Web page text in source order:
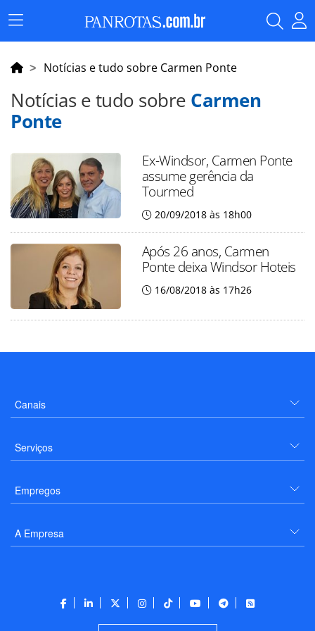
Menu
Principal
Notícias e tudo sobre Carmen Ponte
Notícias e tudo sobre Carmen
Ponte
Ex-Windsor, Carmen Ponte
assume gerência da
Tourmed
20/09/2018 às 18h00
Após 26 anos, Carmen
Ponte deixa Windsor Hoteis
16/08/2018 às 17h26
Canais
Serviços
Empregos
A Empresa